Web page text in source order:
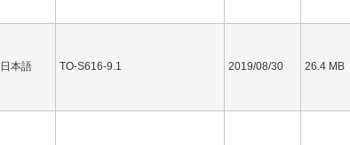
日本語 TO-S616-9.1 2019/08/30 26.4 MB